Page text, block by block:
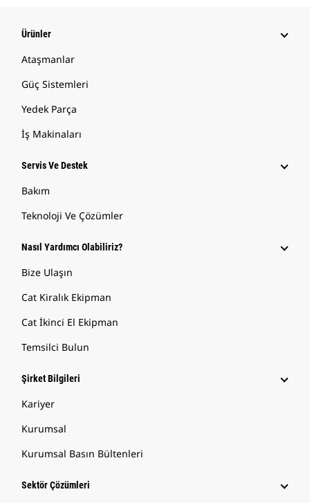
Ürünler
Ataşmanlar
Güç Sistemleri
Yedek Parça
İş Makinaları
Servis Ve Destek
Bakım
Teknoloji Ve Çözümler
Nasıl Yardımcı Olabiliriz?
Bize Ulaşın
Cat Kiralık Ekipman
Cat İkinci El Ekipman
Temsilci Bulun
Şirket Bilgileri
Kariyer
Kurumsal
Kurumsal Basın Bültenleri
Sektör Çözümleri